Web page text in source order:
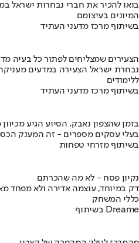
בואו להכיר את חברי נבחרות ישראל
המיונים בעיצומם
בשיתוף מרכז מדעני העתיד
הצעירים שמצליחים לפתור כל בעיה
נבחרת ישראל הצעירה במדעים
ללימודים
בשיתוף מרכז מדעני העתיד
בזמן שהצפון נאבק, הסיוע הגיע
בעלי עסקים מספרים - זה המענק
בשיתוף מזרחי טפחות
נקיון פסח - לא מה שהכרתם
דק במיוחד, עוצמה אדירה ולא מפחד
כללי המשחק
בשיתוף Dreame